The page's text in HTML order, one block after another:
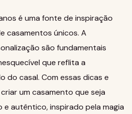
é uma fonte de inspiração
casamentos únicos. A
são fundamentais
que reflita a
do casal. Com essas dicas e
um casamento que seja
e autêntico, inspirado pela magia